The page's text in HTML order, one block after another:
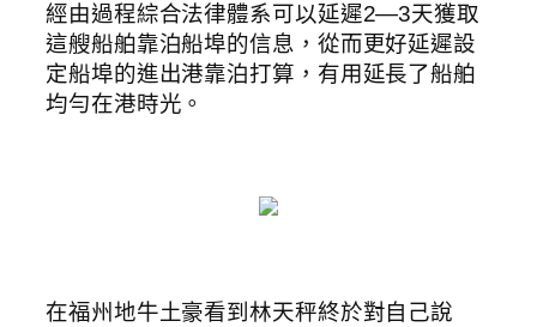
經由過程綜合法律體系可以延遲2—3天獲取
這艘船舶靠泊船埠的信息，從而更好延遲設
定船埠的進出港靠泊打算，有用延長了船舶
均勻在港時光。
在福州地牛土豪看到林天秤終於對自己說